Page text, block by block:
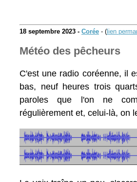
18 septembre 2023 - Corée - (lien
Météo des pêcheurs
C'est une radio coréenne, il
bas, neuf heures trois
paroles que l'on ne
régulièrement et, celui-là, on